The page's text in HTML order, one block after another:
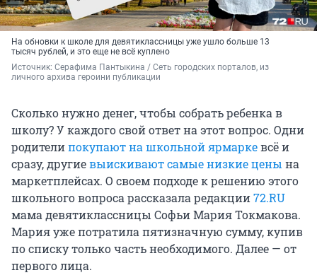
На обновки к школе для девятиклассницы уже ушло больше 13
тысяч рублей, и это еще не всё куплено
Источник: Серафима Пантыкина / Сеть городских порталов, из
личного архива героини публикации
Сколько нужно денег, чтобы собрать ребенка в
школу? У каждого свой ответ на этот вопрос. Одни
родителипокупают на школьной ярмаркевсё и
сразу, другиевыискивают самые низкие цены на
маркетплейсах. О своем подходе к решению этого
школьного вопроса рассказала редакции72.RU
мама девятиклассницы Софьи Мария Токмакова.
Мария уже потратила пятизначную сумму, купив
по списку только часть необходимого. Далее — от
первого лица.